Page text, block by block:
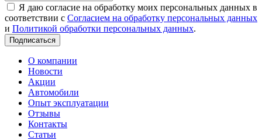
Я даю согласие на обработку моих персональных данных в
соответствии с Согласием на обработку персональных данных
и Политикой обработки персональных данных.
Подписаться
О компании
Новости
Акции
Автомобили
Опыт эксплуатации
Отзывы
Контакты
Статьи